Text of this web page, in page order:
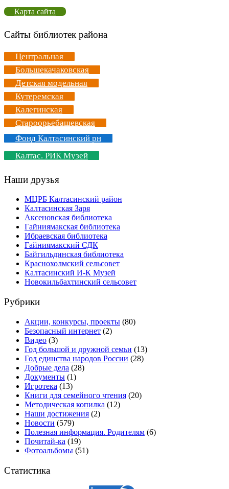
Карта сайта
Сайты библиотек района
Центральная
Большекачаковская
Детская модельная
Кутеремская
Калегинская
Староорьебашевская
Фонд Калтасинский рн
Калтас. РИК Музей
Наши друзья
МЦРБ Калтасинский район
Калтасинская Заря
Аксеновская библиотека
Гайниямакская библиотека
Ибраевская библиотека
Гайниямакский СДК
Байгильдинская библиотека
Краснохолмский сельсовет
Калтасинский И-К Музей
Новокильбахтинский сельсовет
Рубрики
Акции, конкурсы, проекты (80)
Безопасный интернет (2)
Видео (3)
Год большой и дружной семьи (13)
Год единства народов России (28)
Добрые дела (28)
Документы (1)
Игротека (13)
Книги для семейного чтения (20)
Методическая копилка (12)
Наши достижения (2)
Новости (579)
Полезная информация. Родителям (6)
Почитай-ка (19)
Фотоальбомы (51)
Статистика